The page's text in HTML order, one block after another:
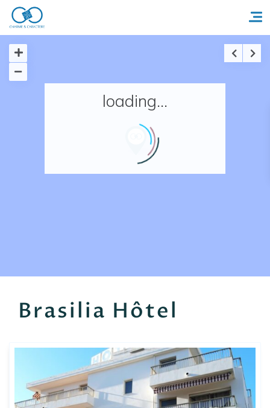
Accueil
Nos adresses en France
loading...
Brasilia Hôtel